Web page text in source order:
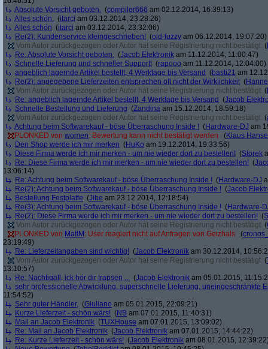
Absolute Vorsicht geboten. (compiler666 am 02.12.2014, 16:39:13)
Alles schön. (itarci am 03.12.2014, 23:28:26)
Alles schön (itarci am 03.12.2014, 23:32:06)
Re(2): Kundenservice kleingeschrieben! (old-fuzzy am 06.12.2014, 19:07:20)
Vom Autor zurückgezogen oder Autor hat seine Registrierung nicht bestätigt (
Re: Absolute Vorsicht geboten. (Jacob Elektronik am 11.12.2014, 11:00:47)
Schnelle Lieferung und schneller Support! (rapooo am 11.12.2014, 12:04:00)
angeblich lagernde Artikel bestellt, 4 Werktage bis Versand (basti21 am
Re(2): angegebene Lieferzeiten entsprechen oft nicht der Wirklichkeit (
Vom Autor zurückgezogen oder Autor hat seine Registrierung nicht bestätigt (
Re: angeblich lagernde Artikel bestellt, 4 Werktage bis Versand (Jacob
Schnelle Bestellung und Lieferung (Zandina am 15.12.2014, 18:59:18)
Vom Autor zurückgezogen oder Autor hat seine Registrierung nicht bestätigt (
Achtung beim Softwarekauf - böse Überraschung Inside ! (Hardware-DJ am
PLONKED von women: Bewertung kann nicht bestätigt werden (Klaus
Den Shop werde ich mir merken (HuKo am 19.12.2014, 19:33:56)
Diese Firma werde ich mir merken - um nie wieder dort zu bestellen! (Storek
Re: Diese Firma werde ich mir merken - um nie wieder dort zu bestellen! (
13:06:14)
Re: Achtung beim Softwarekauf - böse Überraschung Inside ! (Hardware-DJ
Re(2): Achtung beim Softwarekauf - böse Überraschung Inside ! (Jacob
Bestellung Festplatte (Jibe am 23.12.2014, 12:18:54)
Re(3): Achtung beim Softwarekauf - böse Überraschung Inside ! (Hardware-
Re(2): Diese Firma werde ich mir merken - um nie wieder dort zu bestellen! (
Vom Autor zurückgezogen oder Autor hat seine Registrierung nicht bestätigt (
PLONKED von MattM : User reagiert nicht auf Anfragen von Geizhals (
23:19:49)
Re: Lieferzeitangaben sind wichtig! (Jacob Elektronik am 30.12.2014,
Vom Autor zurückgezogen oder Autor hat seine Registrierung nicht bestätigt (
13:10:57)
Re: Nachtigall, ick hör dir trapsen ... (Jacob Elektronik am 05.01.2015,
sehr professionelle Abwicklung, superschnelle Lieferung, uneingeschränkte
11:54:52)
Sehr guter Händler, (Giuliano am 05.01.2015, 22:09:21)
Kurze Lieferzeit - schön wärs! (NB am 07.01.2015, 11:40:31)
Mail an Jacob Elektronik (TUXHouse am 07.01.2015, 13:09:02)
Re: Mail an Jacob Elektronik (Jacob Elektronik am 07.01.2015, 14:44:22)
Re: Kurze Lieferzeit - schön wärs! (Jacob Elektronik am 08.01.2015,